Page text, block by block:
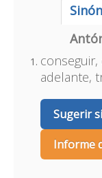
adelante,
Sugerir
Informe